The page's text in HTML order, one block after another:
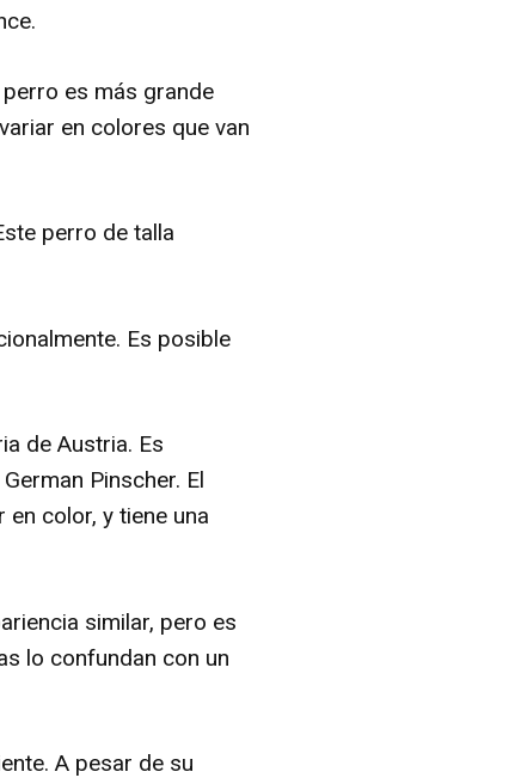
es más grande
en colores que van
perro de talla
Es posible
de Austria. Es
Pinscher. El
color, y tiene una
similar, pero es
lo confundan con un
A pesar de su